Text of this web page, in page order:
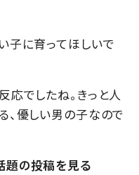
子に育ってほしいで
応でしたね。きっと人
、優しい男の子なので
題の投稿を見る